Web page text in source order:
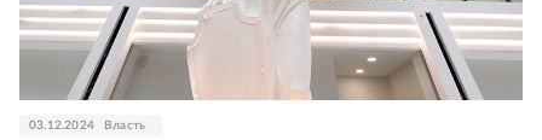
03.12.2024 Власть